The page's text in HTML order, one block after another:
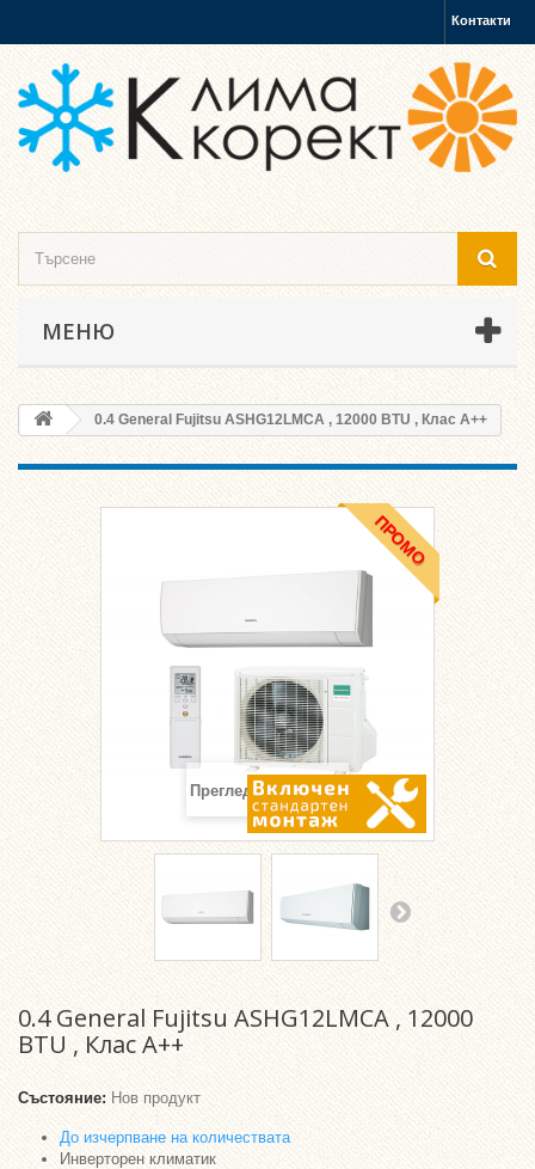
Контакти
МЕНЮ
0.4 General Fujitsu ASHG12LMCA , 12000 BTU , Клас A++
ПРОМО
Преглед отблизо
0.4 General Fujitsu ASHG12LMCA , 12000
BTU , Клас A++
Състояние: Нов продукт
До изчерпване на количествата
Инверторен климатик